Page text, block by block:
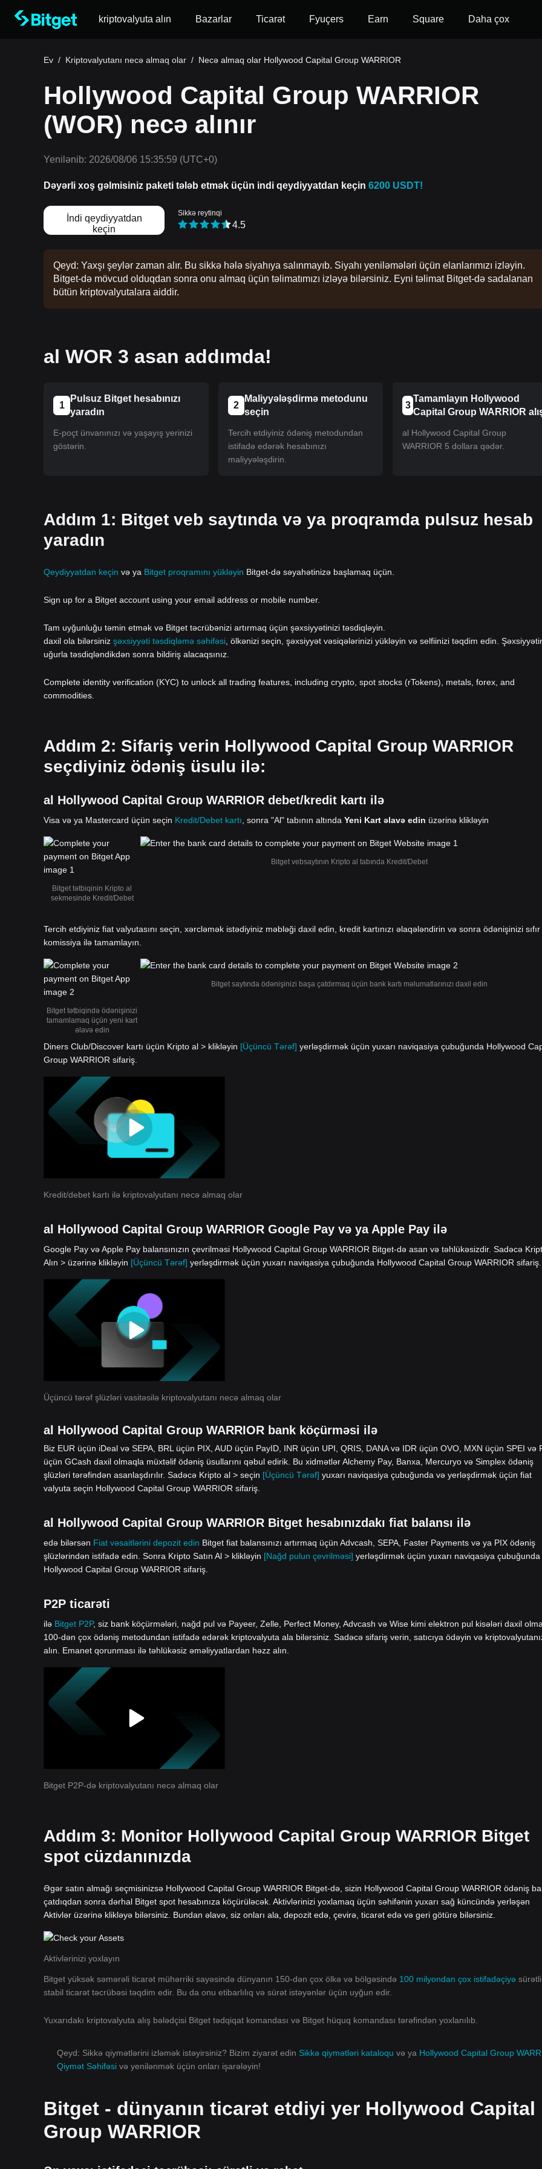
kriptovalyuta alın Bazarlar Ticarət Fyuçers Earn Square Daha çox
Ev / Kriptovalyutanı necə almaq olar / Necə almaq olar Hollywood Capital Group WARRIOR
Hollywood Capital Group WARRIOR
(WOR) necə alınır
Yenilənib: 2026/08/06 15:35:59 (UTC+0)
Dəyərli xoş gəlmisiniz paketi tələb etmək üçün indi qeydiyyatdan keçin 6200 USDT!
İndi qeydiyyatdan
keçin
Sikkə reytinqi
4.5
Qeyd: Yaxşı şeylər zaman alır. Bu sikkə hələ siyahıya salınmayıb. Siyahı yeniləmələri üçün elanlarımızı izləyin.
Bitget-də mövcud olduqdan sonra onu almaq üçün təlimatımızı izləyə bilərsiniz. Eyni təlimat Bitget-də sadalanan
bütün kriptovalyutalara aiddir.
al WOR 3 asan addımda!
1
Pulsuz Bitget hesabınızı
yaradın
E-poçt ünvanınızı və yaşayış yerinizi
göstərin.
2
Maliyyələşdirmə metodunu
seçin
Tercih etdiyiniz ödəniş metodundan
istifadə edərək hesabınızı
maliyyələşdirin.
3
Tamamlayın Hollywood
Capital Group WARRIOR
al Hollywood Capital Group
WARRIOR 5 dollara qədər.
Addım 1: Bitget veb saytında və ya proqramda pulsuz hesab
yaradın
Qeydiyyatdan keçin və ya Bitget proqramını yükləyin Bitget-də səyahətinizə başlamaq üçün.
Sign up for a Bitget account using your email address or mobile number.
Tam uyğunluğu təmin etmək və Bitget təcrübənizi artırmaq üçün şəxsiyyətinizi təsdiqləyin.
daxil ola bilərsiniz şəxsiyyəti təsdiqləmə səhifəsi , ölkənizi seçin, şəxsiyyət vəsiqələrinizi yükləyin və selfiinizi təqdim edin.
uğurla təsdiqləndikdən sonra bildiriş alacaqsınız.
Complete identity verification (KYC) to unlock all trading features, including crypto, spot stocks (rTokens), metals, forex, and
commodities.
Addım 2: Sifariş verin Hollywood Capital Group WARRIOR
seçdiyiniz ödəniş üsulu ilə:
al Hollywood Capital Group WARRIOR debet/kredit kartı ilə
Visa və ya Mastercard üçün seçin Kredit/Debet kartı , sonra "Al" tabının altında Yeni Kart əlavə edin üzərinə klikləyin
Bitget tətbiqinin Kripto al
sekmesinde Kredit/Debet
Bitget vebsaytının Kripto al tabında Kredit/Debet
Tercih etdiyiniz fiat valyutasını seçin, xərcləmək istədiyiniz məbləği daxil edin, kredit kartınızı əlaqələndirin və sonra ödənişinizi sıfır
komissiya ilə tamamlayın.
Bitget tətbiqində ödənişinizi
tamamlamaq üçün yeni kart
əlavə edin
Bitget saytında ödənişinizi başa çatdırmaq üçün bank kartı məlumatlarınızı daxil edin
Diners Club/Discover kartı üçün Kripto al > klikləyin [Üçüncü Tərəf] yerləşdirmək üçün yuxarı naviqasiya çubuğunda Hollywood
Group WARRIOR sifariş.
Kredit/debet kartı ilə kriptovalyutanı necə almaq olar
al Hollywood Capital Group WARRIOR Google Pay və ya Apple Pay ilə
Google Pay və Apple Pay balansınızın çevrilməsi Hollywood Capital Group WARRIOR Bitget-də asan və təhlükəsizdir. Sadəcə
Alın > üzərinə klikləyin [Üçüncü Tərəf] yerləşdirmək üçün yuxarı naviqasiya çubuğunda Hollywood Capital Group WARRIOR sifariş.
Üçüncü tərəf şlüzləri vasitəsilə kriptovalyutanı necə almaq olar
al Hollywood Capital Group WARRIOR bank köçürməsi ilə
Biz EUR üçün iDeal və SEPA, BRL üçün PIX, AUD üçün PayID, INR üçün UPI, QRIS, DANA və IDR üçün OVO, MXN üçün SPEI və
üçün GCash daxil olmaqla müxtəlif ödəniş üsullarını qəbul edirik. Bu xidmətlər Alchemy Pay, Banxa, Mercuryo və Simplex ödəniş
şlüzləri tərəfindən asanlaşdırılır. Sadəcə Kripto al > seçin [Üçüncü Tərəf] yuxarı naviqasiya çubuğunda və yerləşdirmək üçün fiat
valyuta seçin Hollywood Capital Group WARRIOR sifariş.
al Hollywood Capital Group WARRIOR Bitget hesabınızdakı fiat balansı ilə
edə bilərsən Fiat vəsaitlərini depozit edin Bitget fiat balansınızı artırmaq üçün Advcash, SEPA, Faster Payments və ya PIX ödəniş
şlüzlərindən istifadə edin. Sonra Kripto Satın Al > klikləyin [Nağd pulun çevrilməsi] yerləşdirmək üçün yuxarı naviqasiya çubuğunda
Hollywood Capital Group WARRIOR sifariş.
P2P ticarəti
ilə Bitget P2P, siz bank köçürmələri, nağd pul və Payeer, Zelle, Perfect Money, Advcash və Wise kimi elektron pul kisələri daxil
100-dən çox ödəniş metodundan istifadə edərək kriptovalyuta ala bilərsiniz. Sadəcə sifariş verin, satıcıya ödəyin və
alın. Emanet qorunması ilə təhlükəsiz əməliyyatlardan həzz alın.
Bitget P2P-də kriptovalyutanı necə almaq olar
Addım 3: Monitor Hollywood Capital Group WARRIOR Bitget
spot cüzdanınızda
Əgər satın almağı seçmisinizsə Hollywood Capital Group WARRIOR Bitget-də, sizin Hollywood Capital Group WARRIOR ödəniş
çatdıqdan sonra dərhal Bitget spot hesabınıza köçürüləcək. Aktivlərinizi yoxlamaq üçün səhifənin yuxarı sağ küncündə yerləşən
Aktivlər üzərinə klikləyə bilərsiniz. Bundan əlavə, siz onları ala, depozit edə, çevirə, ticarət edə və geri götürə bilərsiniz.
Aktivlərinizi yoxlayın
Bitget yüksək səmərəli ticarət mühərriki sayəsində dünyanın 150-dən çox ölkə və bölgəsində 100 milyondan çox istifadəçiyə
stabil ticarət təcrübəsi təqdim edir. Bu da onu etibarlılıq və sürət istəyənlər üçün uyğun edir.
Yuxarıdakı kriptovalyuta alış bələdçisi Bitget tədqiqat komandası və Bitget hüquq komandası tərəfindən yoxlanılıb.
Qeyd: Sikkə qiymətlərini izləmək istəyirsiniz? Bizim ziyarət edin Sikkə qiymətləri kataloqu və ya Hollywood Capital Group
Qiymət Səhifəsi və yenilənmək üçün onları işarələyin!
Bitget - dünyanın ticarət etdiyi yer Hollywood Capital
Group WARRIOR